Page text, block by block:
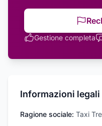
Gestione completa
Informazioni legali
Ragione sociale: Taxi